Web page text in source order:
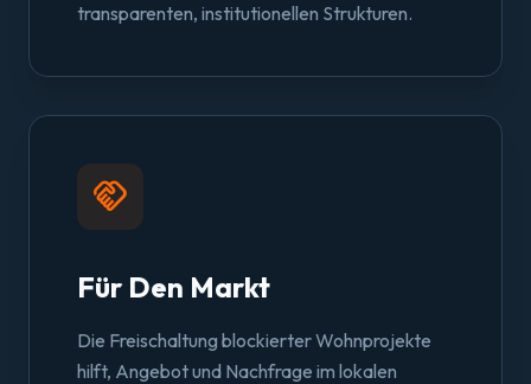
transparenten, institutionellen Strukturen.
handshake
Für Den Markt
Die Freischaltung blockierter Wohnprojekte
hilft, Angebot und Nachfrage im lokalen